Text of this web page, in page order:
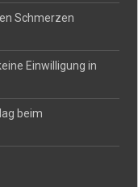
Schmerzen
Einwilligung in
beim